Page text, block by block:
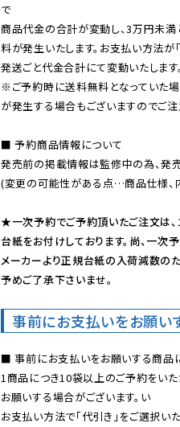
で
商品代金の合計が変動し、3万円未
料が発生いたします。お支払い方法が
※ご予約時に送料無料となっていた
が発生する場合もございますのでご注
■ 予約商品情報について
発売前の掲載情報は監修中の為、発
(変更の可能性がある点…商品仕様、
★一次予約でご予約頂いたご注文は
台紙をお付けしております。尚、一次
メーカーより正規台紙の入荷減数の
予めご了承下さいませ。
事前にお支払いをお願い
■ 事前にお支払いをお願いする商品
1商品につき10袋以上のご予約をい
お願いする場合がございます。い
お支払い方法で「代引き」をご選択い